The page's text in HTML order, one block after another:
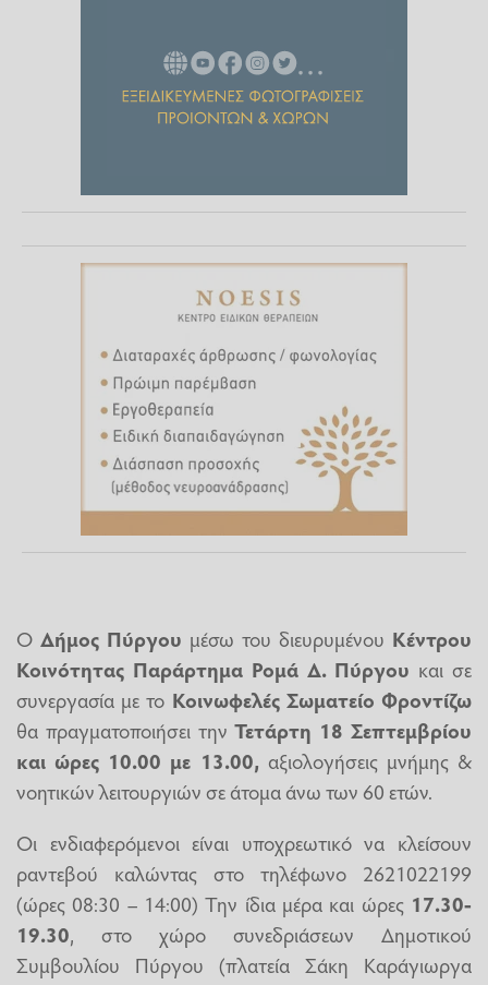
Ο Δήμος Πύργου μέσω του διευρυμένου Κέντρου
Κοινότητας Παράρτημα Ρομά Δ. Πύργου και σε
συνεργασία με το Κοινωφελές Σωματείο Φροντίζω
θα πραγματοποιήσει τηνΤετάρτη 18 Σεπτεμβρίου
και ώρες 10.00 με 13.00, αξιολογήσεις μνήμης &
νοητικών λειτουργιών σε άτομα άνω των 60 ετών.
Οι ενδιαφερόμενοι είναι υποχρεωτικό να κλείσουν
ραντεβού καλώντας στο τηλέφωνο 2621022199
(ώρες 08:30 – 14:00) Την ίδια μέρα και ώρες 17.30-
19.30, στο χώρο συνεδριάσεων Δημοτικού
Συμβουλίου Πύργου (πλατεία Σάκη Καράγιωργα